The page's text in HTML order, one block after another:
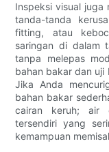
Inspeksi visual juga
tanda-tanda
fitting, atau
saringan di dalam
tanpa melepas
bahan bakar dan
Jika Anda
bahan bakar
cairan keruh; air
tersendiri yang
kemampuan